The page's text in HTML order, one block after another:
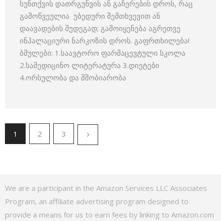
სუნთქვის დათრგუნვის ან გაჩერების დროს, რაც
გამოწვეულია უბედური შემთხვევით ან
დაავადების შედეგად; გამოიყენება აგრეთვე
ინჰალაციური ნარკოზის დროს. გაფრთხილება!
ბმულები: 1.საავტორო ფარმაცევტული სკოლა
2.სამედიცინო ლიტერატურა 3.დიეტები
4.ორსულობა და მშობიარობა
1 2 3
We are a participant in the Amazon Services LLC Associates
Program, an affiliate advertising program designed to
provide a means for us to earn fees by linking to Amazon.com